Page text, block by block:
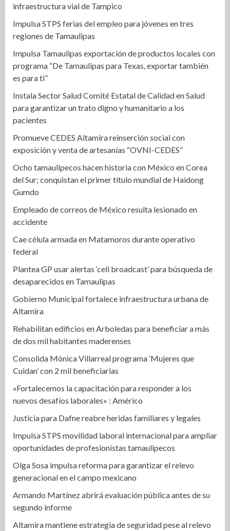
infraestructura vial de Tampico
Impulsa STPS ferias del empleo para jóvenes en tres
regiones de Tamaulipas
Impulsa Tamaulipas exportación de productos locales con
programa “De Tamaulipas para Texas, exportar también
es para ti”
Instala Sector Salud Comité Estatal de Calidad en Salud
para garantizar un trato digno y humanitario a los
pacientes
Promueve CEDES Altamira reinserción social con
exposición y venta de artesanías “OVNI-CEDES”
Ocho tamaulipecos hacen historia con México en Corea
del Sur; conquistan el primer título mundial de Haidong
Gumdo
Empleado de correos de México resulta lesionado en
accidente
Cae célula armada en Matamoros durante operativo
federal
Plantea GP usar alertas ‘cell broadcast’ para búsqueda de
desaparecidos en Tamaulipas
Gobierno Municipal fortalece infraestructura urbana de
Altamira
Rehabilitan edificios en Arboledas para beneficiar a más
de dos mil habitantes maderenses
Consolida Mónica Villarreal programa ‘Mujeres que
Cuidan’ con 2 mil beneficiarias
«Fortalecemos la capacitación para responder a los
nuevos desafíos laborales» : Américo
Justicia para Dafne reabre heridas familiares y legales
Impulsa STPS movilidad laboral internacional para ampliar
oportunidades de profesionistas tamaulipecos
Olga Sosa impulsa reforma para garantizar el relevo
generacional en el campo mexicano
Armando Martínez abrirá evaluación pública antes de su
segundo informe
Altamira mantiene estrategia de seguridad pese al relevo